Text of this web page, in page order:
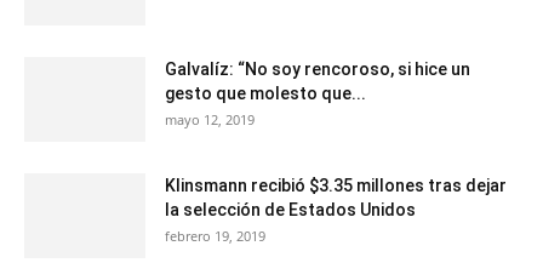
Galvalíz: “No soy rencoroso, si hice un
gesto que molesto que...
mayo 12, 2019
Klinsmann recibió $3.35 millones tras dejar
la selección de Estados Unidos
febrero 19, 2019